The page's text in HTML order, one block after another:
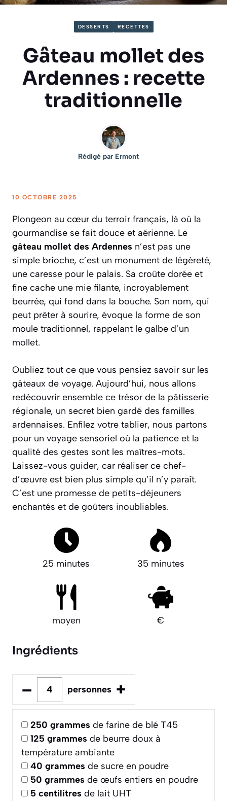
DESSERTS RECETTES
Gâteau mollet des
Ardennes : recette
traditionnelle
Rédigé par Ermont
10 OCTOBRE 2025
Plongeon au cœur du terroir français, là où la
gourmandise se fait douce et aérienne. Le
gâteau mollet des Ardennes n’est pas une
simple brioche, c’est un monument de légèreté,
une caresse pour le palais. Sa croûte dorée et
fine cache une mie filante, incroyablement
beurrée, qui fond dans la bouche. Son nom, qui
peut prêter à sourire, évoque la forme de son
moule traditionnel, rappelant le galbe d’un
mollet.
Oubliez tout ce que vous pensiez savoir sur les
gâteaux de voyage. Aujourd’hui, nous allons
redécouvrir ensemble ce trésor de la pâtisserie
régionale, un secret bien gardé des familles
ardennaises. Enfilez votre tablier, nous partons
pour un voyage sensoriel où la patience et la
qualité des gestes sont les maîtres-mots.
Laissez-vous guider, car réaliser ce chef-
d’œuvre est bien plus simple qu’il n’y paraît.
C’est une promesse de petits-déjeuners
enchantés et de goûters inoubliables.
25 minutes 35 minutes
moyen €
Ingrédients
– personnes +
250 grammes de farine de blé T45
125 grammes de beurre doux à
température ambiante
40 grammes de sucre en poudre
50 grammes de œufs entiers en poudre
5 centilitres de lait UHT